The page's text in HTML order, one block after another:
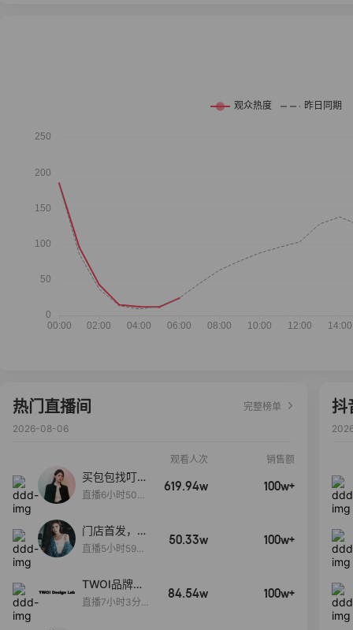
热门直播间
完整榜单
2026-08-06
观看人次 销售额
买包包找叮
当,一折购！
直播6小时50分
619.94w 100w+
门店首发，秋
款大上新！！
直播5小时59分
50.33w 100w+
TWOI品牌直
播间新款上
直播7小时3分5
84.54w 100w+
抖